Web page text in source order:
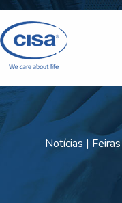
Notícias |